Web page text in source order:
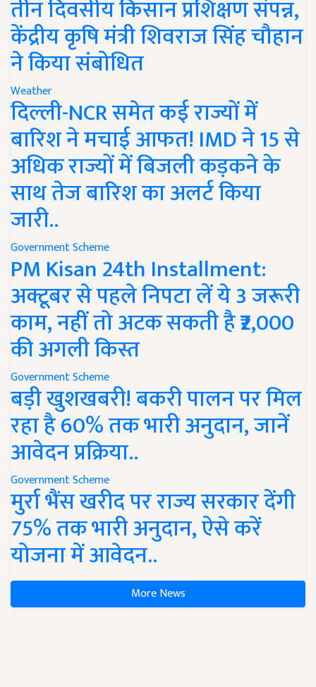
तीन दिवसीय किसान प्रशिक्षण संपन्न,
केंद्रीय कृषि मंत्री शिवराज सिंह चौहान
ने किया संबोधित
Weather
दिल्ली-NCR समेत कई राज्यों में
बारिश ने मचाई आफत! IMD ने 15 से
अधिक राज्यों में बिजली कड़कने के
साथ तेज बारिश का अलर्ट किया
जारी..
Government Scheme
PM Kisan 24th Installment:
अक्टूबर से पहले निपटा लें ये 3 जरूरी
काम, नहीं तो अटक सकती है ₹2,000
की अगली किस्त
Government Scheme
बड़ी खुशखबरी! बकरी पालन पर मिल
रहा है 60% तक भारी अनुदान, जानें
आवेदन प्रक्रिया..
Government Scheme
मुर्रा भैंस खरीद पर राज्य सरकार देंगी
75% तक भारी अनुदान, ऐसे करें
योजना में आवेदन..
More News